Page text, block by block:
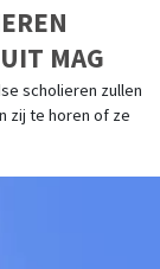
MAG
scholieren zullen
zij te horen of ze